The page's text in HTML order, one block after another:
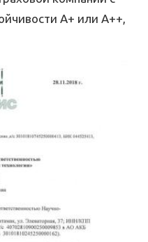
А+ или А++,